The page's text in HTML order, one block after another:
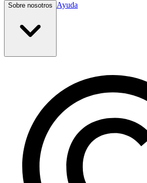
Sobre nosotros Ayuda